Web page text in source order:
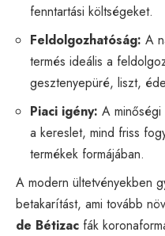
fenntartási költségeket.
Feldolgozhatóság: A
termés ideális a
gesztenyepüré, liszt,
Piaci igény: A
a kereslet, mind friss
termékek formájában.
A modern ültetvényekben
betakarítást, ami tovább
de Bétizac fák